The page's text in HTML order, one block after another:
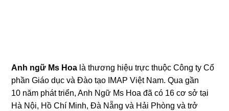
Anh ngữ Ms Hoa là thương hiệu trực thuộc Công ty Cổ
phần Giáo dục và Đào tạo IMAP Việt Nam. Qua gần
10 năm phát triển, Anh Ngữ Ms Hoa đã có 16 cơ sở tại
Hà Nội, Hồ Chí Minh, Đà Nẵng và Hải Phòng và trở